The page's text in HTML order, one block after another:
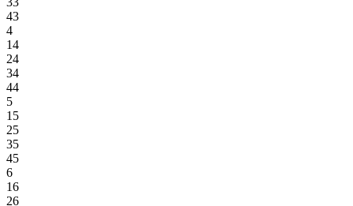
43
4
14
24
34
44
5
15
25
35
45
6
16
26